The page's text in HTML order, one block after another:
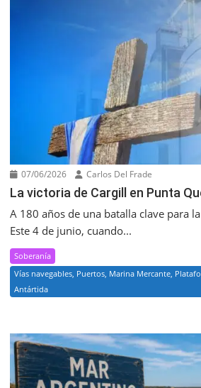
07/06/2026 Carlos Del Frade
La victoria de Cargill en Punta
A 180 años de una batalla clave para
Este 4 de junio, cuando...
Soberanía
Vías navegables, Puertos, Marina Mercante,
Antártida